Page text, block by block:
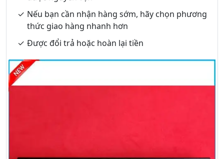
Nếu bạn cần nhận hàng sớm, hãy chọn phương
thức giao hàng nhanh hơn
Được đổi trả hoặc hoàn lại tiền